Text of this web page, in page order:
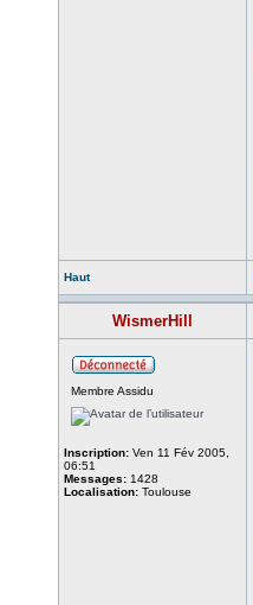
Haut
WismerHill
Membre Assidu
Inscription: Ven 11 Fév 2005,
06:51
Messages: 1428
Localisation: Toulouse